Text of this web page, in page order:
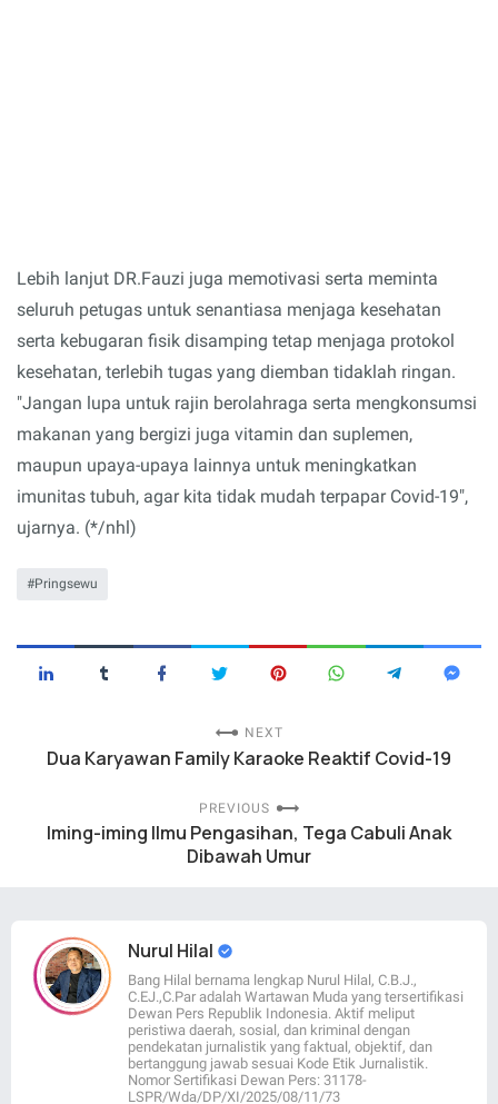
Lebih lanjut DR.Fauzi juga memotivasi serta meminta
seluruh petugas untuk senantiasa menjaga kesehatan
serta kebugaran fisik disamping tetap menjaga protokol
kesehatan, terlebih tugas yang diemban tidaklah ringan.
"Jangan lupa untuk rajin berolahraga serta mengkonsumsi
makanan yang bergizi juga vitamin dan suplemen,
maupun upaya-upaya lainnya untuk meningkatkan
imunitas tubuh, agar kita tidak mudah terpapar Covid-19",
ujarnya. (*/nhl)
Pringsewu
NEXT
Dua Karyawan Family Karaoke Reaktif Covid-19
PREVIOUS
Iming-iming Ilmu Pengasihan, Tega Cabuli Anak
Dibawah Umur
Nurul Hilal
Bang Hilal bernama lengkap Nurul Hilal, C.B.J.,
C.EJ.,C.Par adalah Wartawan Muda yang tersertifikasi
Dewan Pers Republik Indonesia. Aktif meliput
peristiwa daerah, sosial, dan kriminal dengan
pendekatan jurnalistik yang faktual, objektif, dan
bertanggung jawab sesuai Kode Etik Jurnalistik.
Nomor Sertifikasi Dewan Pers: 31178-
LSPR/Wda/DP/XI/2025/08/11/73